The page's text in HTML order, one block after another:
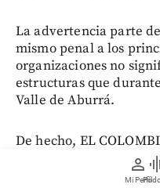
person
Mi Perfil
La advertencia parte
mismo penal a los
organizaciones no
estructuras que
Valle de Aburrá.
De hecho, EL
un proceso de
bandas, precisamente